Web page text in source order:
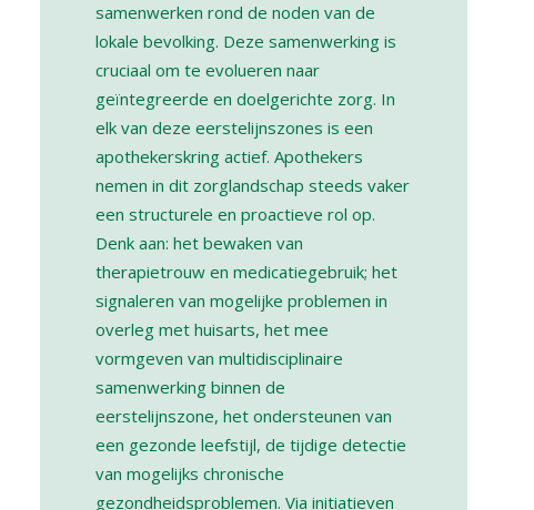
samenwerken rond de noden van de
lokale bevolking. Deze samenwerking is
cruciaal om te evolueren naar
geïntegreerde en doelgerichte zorg. In
elk van deze eerstelijnszones is een
apothekerskring actief. Apothekers
nemen in dit zorglandschap steeds vaker
een structurele en proactieve rol op.
Denk aan: het bewaken van
therapietrouw en medicatiegebruik; het
signaleren van mogelijke problemen in
overleg met huisarts, het mee
vormgeven van multidisciplinaire
samenwerking binnen de
eerstelijnszone, het ondersteunen van
een gezonde leefstijl, de tijdige detectie
van mogelijks chronische
gezondheidsproblemen. Via initiatieven